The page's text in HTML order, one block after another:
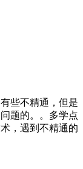
些不精通，但是
题的。。多学点
，遇到不精通的